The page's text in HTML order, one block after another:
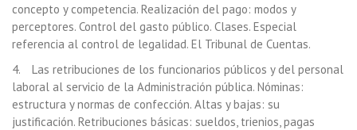
concepto y competencia. Realización del pago: modos y
perceptores. Control del gasto público. Clases. Especial
referencia al control de legalidad. El Tribunal de Cuentas.
4. Las retribuciones de los funcionarios públicos y del personal
laboral al servicio de la Administración pública. Nóminas:
estructura y normas de confección. Altas y bajas: su
justificación. Retribuciones básicas: sueldos, trienios, pagas